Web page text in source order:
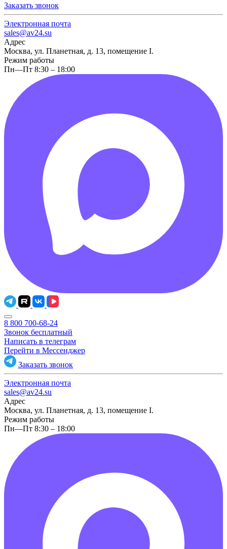
Заказать звонок
Электронная почта
sales@av24.su
Адрес
Москва, ул. Планетная, д. 13, помещение I.
Режим работы
Пн—Пт 8:30 – 18:00
8 800 700-68-24
Звонок бесплатный
Написать в телеграм
Перейти в Мессенджер
Заказать звонок
Электронная почта
sales@av24.su
Адрес
Москва, ул. Планетная, д. 13, помещение I.
Режим работы
Пн—Пт 8:30 – 18:00